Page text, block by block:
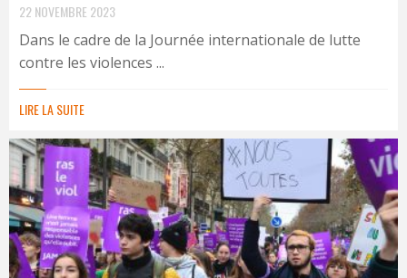
22 NOVEMBRE 2023
Dans le cadre de la Journée internationale de lutte
contre les violences ...
LIRE LA SUITE